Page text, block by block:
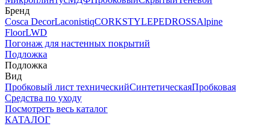
Бренд
Cosca DecorLaconistiqCORKSTYLEPEDROSSAlpine
FloorLWD
Погонаж для настенных покрытий
Подложка
Подложка
Вид
Пробковый лист техническийСинтетическаяПробковая
Средства по уходу
Посмотреть весь каталог
КАТАЛОГ